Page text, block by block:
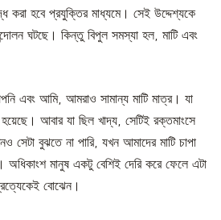
করা হবে প্রযুক্তির মাধ্যমে। সেই উদ্দেশ্যকে
ঘটছে। কিন্তু বিপুল সমস্যা হল, মাটি এবং
এবং আমি, আমরাও সামান্য মাটি মাত্র। যা
হয়েছে। আবার যা ছিল খাদ্য, সেটিই রক্তমাংসে
সেটা বুঝতে না পারি, যখন আমাদের মাটি চাপা
মানুষ একটু বেশিই দেরি করে ফেলে এটা
বোঝেন।